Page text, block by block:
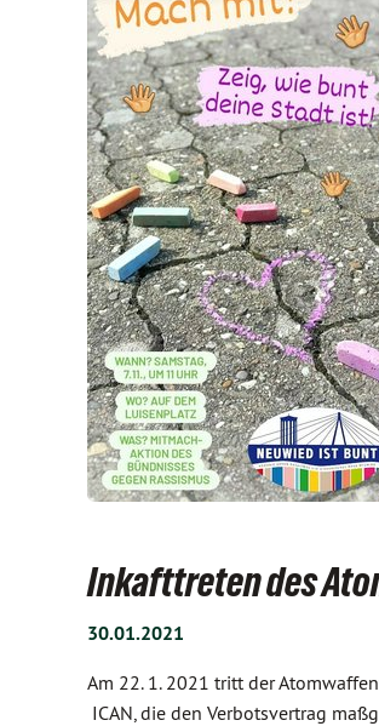
Inkafttreten des
30.01.2021
Am 22. 1. 2021 tritt der
ICAN, die den Verbotsvertrag